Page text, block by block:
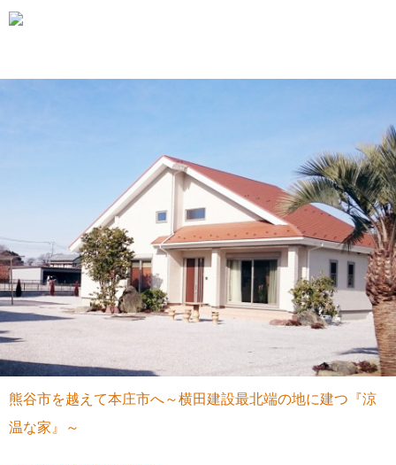
熊谷市を越えて本庄市へ～横田建設最北端の地に建つ『涼
温な家』～